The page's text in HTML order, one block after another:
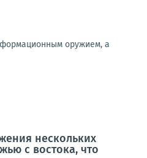
оружием, а
нескольких
с востока, что